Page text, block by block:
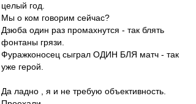
целый год.
Мы о ком говорим сейчас?
Дзюба один раз промахнутся - так блять
фонтаны грязи.
Фуражконосец сыграл ОДИН БЛЯ матч - так
уже герой.
Да ладно , я и не требую объективность.